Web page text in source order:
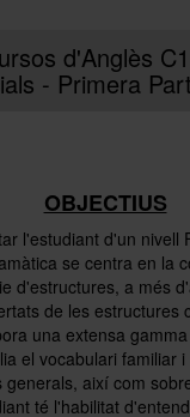
Beques
d'Anglès
- Primera
OBJECTIUS
l'estudiant d'un nivell
se centra en la
d'estructures, a més
de les estructures
una extensa
el vocabulari familiar
generals, així com
té l'habilitat